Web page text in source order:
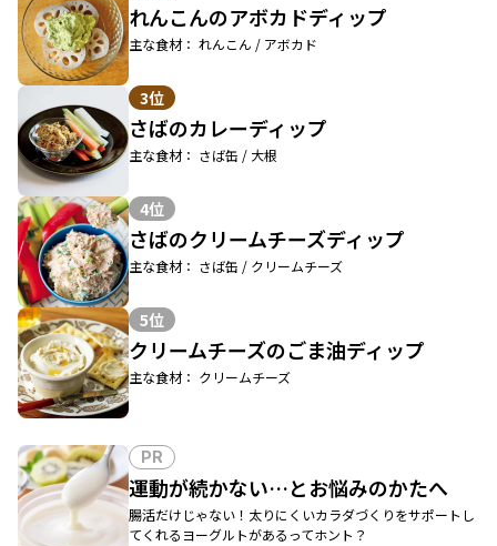
れんこんのアボカドディップ
主な食材： れんこん / アボカド
3位
さばのカレーディップ
主な食材： さば缶 / 大根
4位
さばのクリームチーズディップ
主な食材： さば缶 / クリームチーズ
5位
クリームチーズのごま油ディップ
主な食材： クリームチーズ
PR
運動が続かない…とお悩みのかたへ
腸活だけじゃない！太りにくいカラダづくりをサポートし
てくれるヨーグルトがあるってホント？